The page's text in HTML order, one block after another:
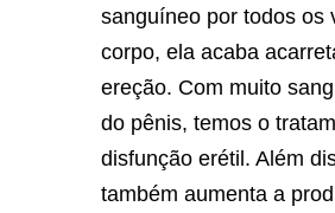
sanguíneo por todos os
corpo, ela acaba
ereção. Com muito
do pênis, temos o
disfunção erétil. Além
também aumenta a